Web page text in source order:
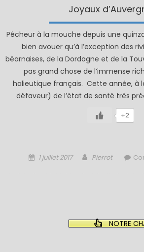
Joyaux
Pêcheur à la mouche depuis une
bien avouer qu’à l’exception des
béarnaises, de la Dordogne et de la
pas grand chose de l’immense
halieutique français. Cette année, à
défaveur) de l’état de santé très
+2
Posted
1 juillet 2017 Author
Pierrot
NOTRE